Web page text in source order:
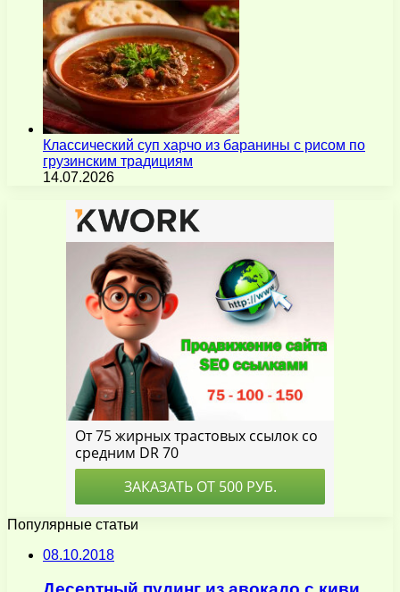
Классический суп харчо из баранины с рисом по
грузинским традициям
14.07.2026
Популярные статьи
08.10.2018